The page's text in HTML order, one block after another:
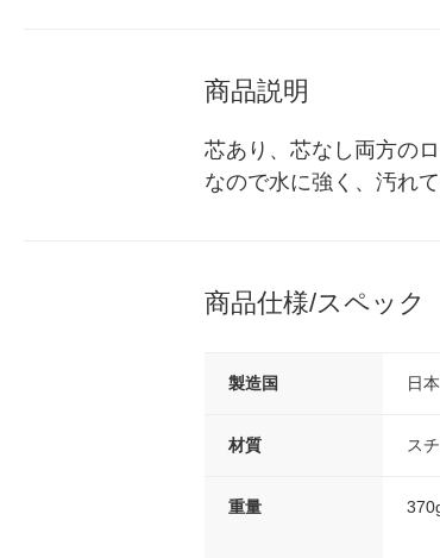
商品説明
芯あり、芯なし両方の
なので水に強く、汚れ
商品仕様/スペック
製造国 日本
材質 ス
重量